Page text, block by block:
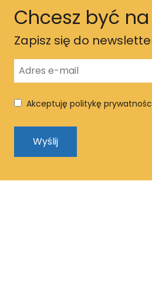
Chcesz być
Zapisz się do
Akceptuję politykę